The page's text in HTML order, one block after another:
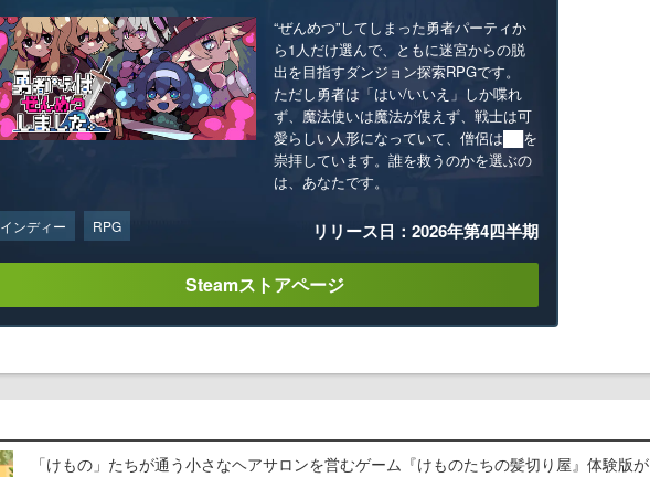
“ぜんめつ”してしまった勇者パーティか
ら1人だけ選んで、ともに迷宮からの脱
出を目指すダンジョン探索RPGです。
ただし勇者は「はい/いいえ」しか喋れ
ず、魔法使いは魔法が使えず、戦士は可
愛らしい人形になっていて、僧侶は██を
崇拝しています。誰を救うのかを選ぶの
は、あなたです。
インディー RPG リリース日：2026年第4四半期
Steamストアページ
「けもの」たちが通う小さなヘアサロンを営むゲーム『けものたちの髪切り屋』体験版が